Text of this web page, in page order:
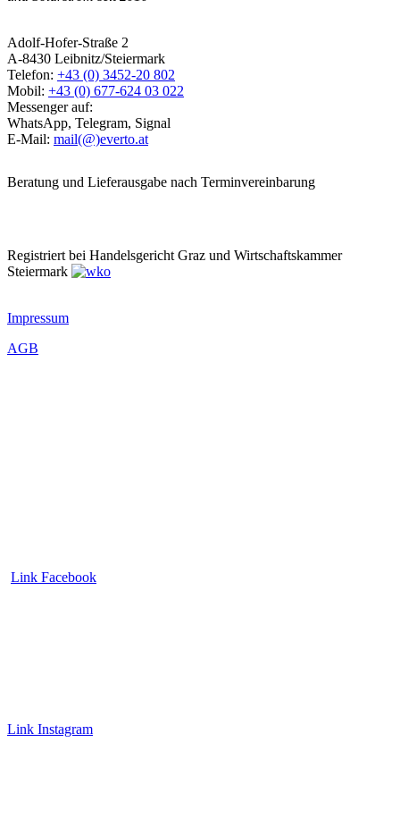
Adolf-Hofer-Straße 2
A-8430 Leibnitz/Steiermark
Telefon: +43 (0) 3452-20 802
Mobil: +43 (0) 677-624 03 022
Messenger auf:
WhatsApp, Telegram, Signal
E-Mail: mail(@)everto.at
Beratung und Lieferausgabe nach Terminvereinbarung
Registriert bei Handelsgericht Graz und Wirtschaftskammer
Steiermark
Impressum
AGB
Link Facebook
Link Instagram